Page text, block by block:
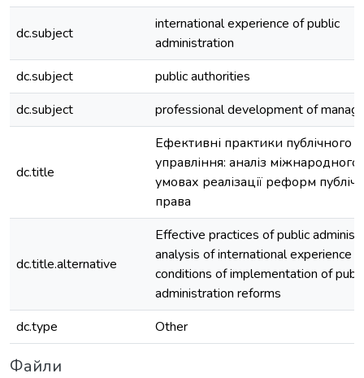
dc.subject
international experience of public
administration
dc.subject
public authorities
dc.subject
professional development of
dc.title
Ефективні практики публічного
управління: аналіз міжнародного
умовах реалізації реформ
права
dc.title.alternative
Effective practices of public
analysis of international experience
conditions of implementation of
administration reforms
dc.type
Other
Файли